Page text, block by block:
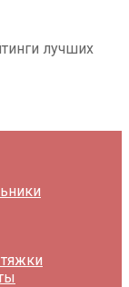
лучших